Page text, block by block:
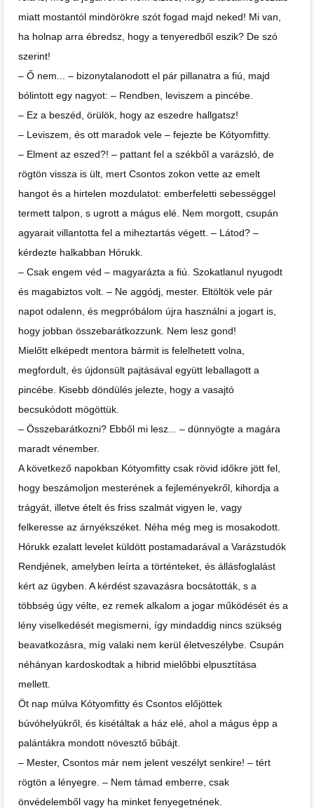
miatt mostantól mindörökre szót fogad majd neked! Mi van,
ha holnap arra ébredsz, hogy a tenyeredből eszik? De szó
szerint!
– Ő nem... – bizonytalanodott el pár pillanatra a fiú, majd
bólintott egy nagyot: – Rendben, leviszem a pincébe.
– Ez a beszéd, örülök, hogy az eszedre hallgatsz!
– Leviszem, és ott maradok vele – fejezte be Kótyomfitty.
– Elment az eszed?! – pattant fel a székből a varázsló, de
rögtön vissza is ült, mert Csontos zokon vette az emelt
hangot és a hirtelen mozdulatot: emberfeletti sebességgel
termett talpon, s ugrott a mágus elé. Nem morgott, csupán
agyarait villantotta fel a miheztartás végett. – Látod? –
kérdezte halkabban Hórukk.
– Csak engem véd – magyarázta a fiú. Szokatlanul nyugodt
és magabiztos volt. – Ne aggódj, mester. Eltöltök vele pár
napot odalenn, és megpróbálom újra használni a jogart is,
hogy jobban összebarátkozzunk. Nem lesz gond!
Mielőtt elképedt mentora bármit is felelhetett volna,
megfordult, és újdonsült pajtásával együtt leballagott a
pincébe. Kisebb döndülés jelezte, hogy a vasajtó
becsukódott mögöttük.
– Összebarátkozni? Ebből mi lesz... – dünnyögte a magára
maradt vénember.
A következő napokban Kótyomfitty csak rövid időkre jött fel,
hogy beszámoljon mesterének a fejleményekről, kihordja a
trágyát, illetve ételt és friss szalmát vigyen le, vagy
felkeresse az árnyékszéket. Néha még meg is mosakodott.
Hórukk ezalatt levelet küldött postamadarával a Varázstudók
Rendjének, amelyben leírta a történteket, és állásfoglalást
kért az ügyben. A kérdést szavazásra bocsátották, s a
többség úgy vélte, ez remek alkalom a jogar működését és a
lény viselkedését megismerni, így mindaddig nincs szükség
beavatkozásra, míg valaki nem kerül életveszélybe. Csupán
néhányan kardoskodtak a hibrid mielőbbi elpusztítása
mellett.
Öt nap múlva Kótyomfitty és Csontos előjöttek
búvóhelyükről, és kisétáltak a ház elé, ahol a mágus épp a
palántákra mondott növesztő bűbájt.
– Mester, Csontos már nem jelent veszélyt senkire! – tért
rögtön a lényegre. – Nem támad emberre, csak
önvédelemből vagy ha minket fenyegetnének.